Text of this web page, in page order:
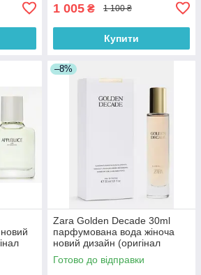
1 005 ₴ 1 100 ₴
Купити
–8%
Zara Golden Decade 30ml
парфумована вода жіноча
новий дизайн (оригінал
оригінал Іспанія)
Готово до відправки